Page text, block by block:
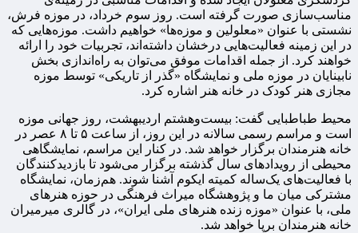
مناسب‌سازی صورت گرفته است. روز سوم خرداد، در موزه فرش،
نشستی با عنوان «معلولین و موزه‌ها» خواهیم داشت. موزه‌هایی که
در این زمینه فعالیت‌هایی درخشان داشته‌اند، تجربیات خود را ارائه
خواهند کرد. از جمله اقدامات موفق می‌توان به راه‌اندازی بخش
نابینایان در موزه ملی و نمایشگاه «گذر از تاریکی» توسط موزه
مجازی هنر کودک در خانه هنر اشاره کرد.
محیط طباطبایی گفت: بیست‌وهشتم اردیبهشت، روز جهانی موزه
است و مراسم رسمی سالانه‌ در این روز، از ساعت ۵ تا ۸ عصر در
خانه هنرمندان برگزار خواهد شد. در کنار این مراسم، نمایشگاهی
محیطی از رویدادهای سال گذشته برگزار می‌شود تا بازدیدکنندگان
با فعالیت‌های یک‌ساله کمیته ایکوم آشنا شوند. هم‌زمان، نمایشگاه
مشترکی میان ما و پژوهشگاه میراث فرهنگی در حوزه هنرهای
ملی، با عنوان «موزه زنده هنرهای ملی ایران»، در گالری میرمیران
خانه هنرمندان برپا خواهد شد.